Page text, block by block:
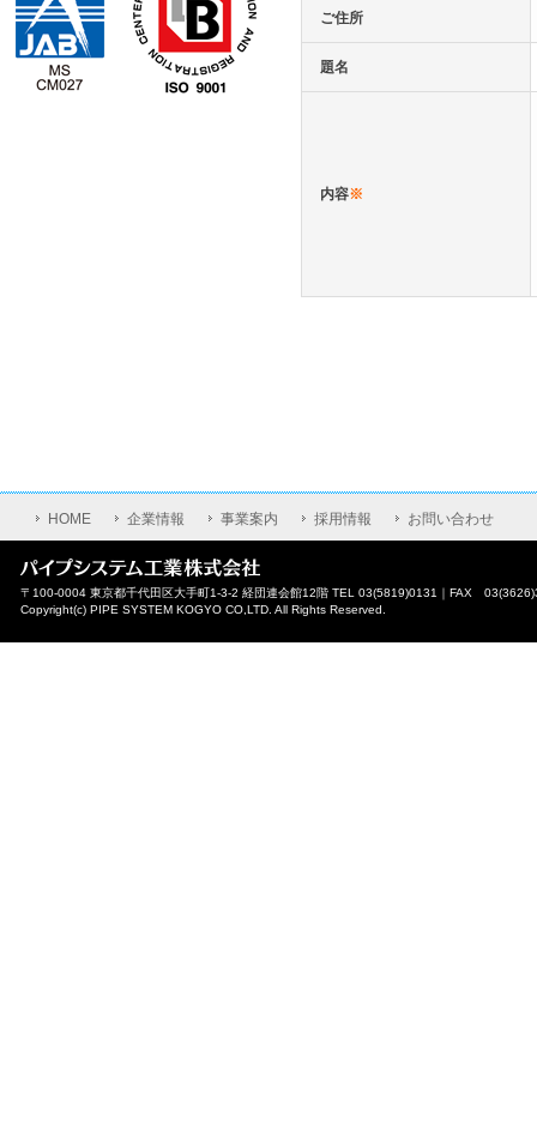
ご住所
題名
内容※
HOME 企業情報 事業案内 採用情報 お問い合わせ
〒100-0004 東京都千代田区大手町1-3-2 経団連会館12階 TEL 03(5819)0131｜FAX
Copyright(c) PIPE SYSTEM KOGYO CO,LTD. All Rights Reserved.